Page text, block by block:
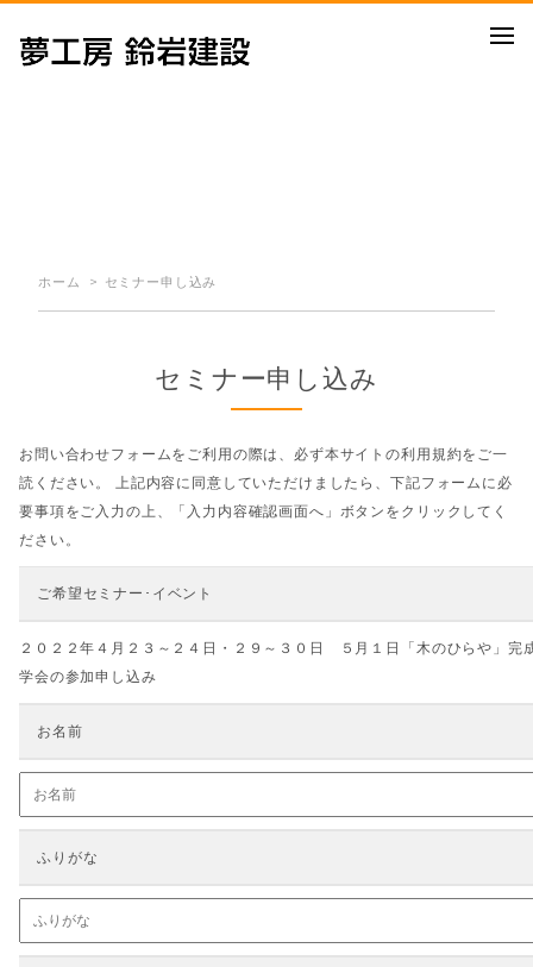
ホーム セミナー申し込み
セミナー申し込み
お問い合わせフォームをご利用の際は、必ず本サイトの利用規約をご一
読ください。 上記内容に同意していただけましたら、下記フォームに必
要事項をご入力の上、「入力内容確認画面へ」ボタンをクリックしてく
ださい。
ご希望セミナー･イベント
２０２２年４月２３～２４日・２９～３０日 ５月１日「木のひらや」完
学会の参加申し込み
お名前
ふりがな